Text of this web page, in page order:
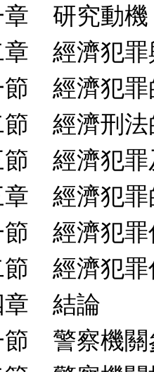
章 研究動機
章 經濟犯罪
節 經濟犯罪
節 經濟刑法
節 經濟犯罪
章 經濟犯罪
節 經濟犯罪
節 經濟犯罪
章 結論
節 警察機關